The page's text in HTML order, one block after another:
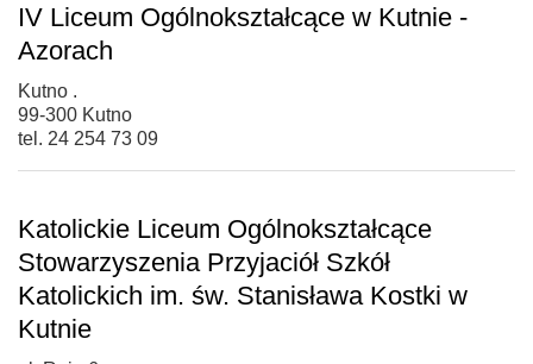
IV Liceum Ogólnokształcące w Kutnie -
Azorach
Kutno .
99-300 Kutno
tel. 24 254 73 09
Katolickie Liceum Ogólnokształcące
Stowarzyszenia Przyjaciół Szkół
Katolickich im. św. Stanisława Kostki w
Kutnie